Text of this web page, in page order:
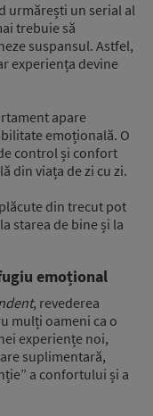
urmărești un serial al
trebuie să
suspansul. Astfel,
experiența devine
apare
emoțională. O
control și confort
din viața de zi cu zi.
din trecut pot
starea de bine și la
emoțional
, revederea
mulți oameni ca o
experiențe noi,
suplimentară,
a confortului și a